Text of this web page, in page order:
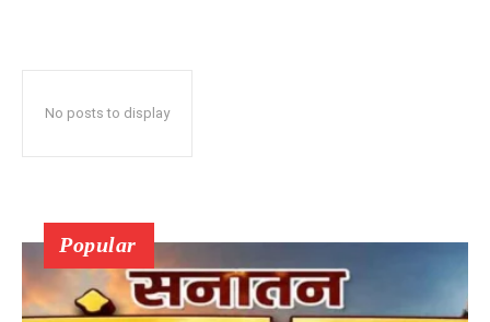
No posts to display
Popular